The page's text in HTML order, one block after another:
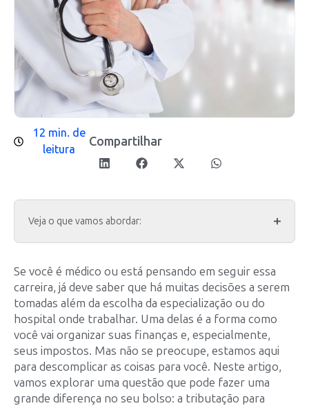
12 min. de
leitura
Compartilhar
Veja o que vamos abordar:
Se você é médico ou está pensando em seguir essa
carreira, já deve saber que há muitas decisões a serem
tomadas além da escolha da especialização ou do
hospital onde trabalhar. Uma delas é a forma como
você vai organizar suas finanças e, especialmente,
seus impostos. Mas não se preocupe, estamos aqui
para descomplicar as coisas para você. Neste artigo,
vamos explorar uma questão que pode fazer uma
grande diferença no seu bolso: a tributação para